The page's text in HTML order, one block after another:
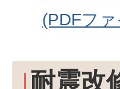
(PDFフ
耐震改